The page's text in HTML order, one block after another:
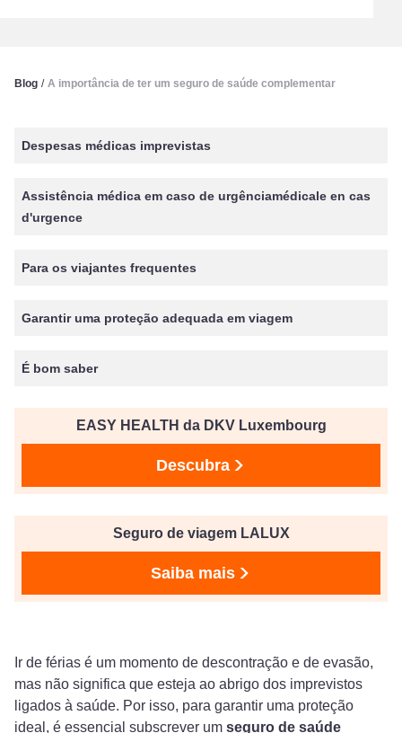
Blog / A importância de ter um seguro de saúde complementar
Despesas médicas imprevistas
Assistência médica em caso de urgênciamédicale en cas
d'urgence
Para os viajantes frequentes
Garantir uma proteção adequada em viagem
É bom saber
EASY HEALTH da DKV Luxembourg
Descubra
Seguro de viagem LALUX
Saiba mais
Ir de férias é um momento de descontração e de evasão,
mas não significa que esteja ao abrigo dos imprevistos
ligados à saúde. Por isso, para garantir uma proteção
ideal, é essencial subscrever um seguro de saúde